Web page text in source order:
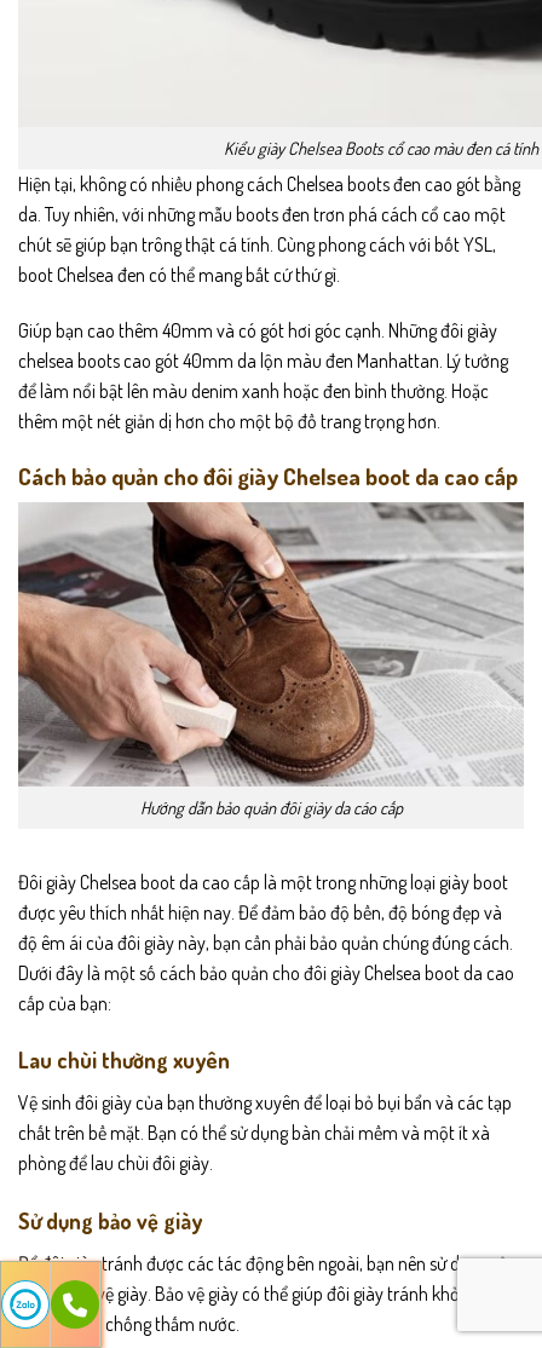
Kiểu giày Chelsea Boots cổ cao màu đen cá tính
Hiện tại, không có nhiều phong cách Chelsea boots đen cao gót bằng
da. Tuy nhiên, với những mẫu boots đen trơn phá cách cổ cao một
chút sẽ giúp bạn trông thật cá tính. Cùng phong cách với bốt YSL,
boot Chelsea đen có thể mang bất cứ thứ gì.
Giúp bạn cao thêm 40mm và có gót hơi góc cạnh. Những đôi giày
chelsea boots cao gót 40mm da lộn màu đen Manhattan. Lý tưởng
để làm nổi bật lên màu denim xanh hoặc đen bình thường. Hoặc
thêm một nét giản dị hơn cho một bộ đồ trang trọng hơn.
Cách bảo quản cho đôi giày Chelsea boot da cao cấp
Hướng dẫn bảo quản đôi giày da cáo cấp
Đôi giày Chelsea boot da cao cấp là một trong những loại giày boot
được yêu thích nhất hiện nay. Để đảm bảo độ bền, độ bóng đẹp và
độ êm ái của đôi giày này, bạn cần phải bảo quản chúng đúng cách.
Dưới đây là một số cách bảo quản cho đôi giày Chelsea boot da cao
cấp của bạn:
Lau chùi thường xuyên
Vệ sinh đôi giày của bạn thường xuyên để loại bỏ bụi bẩn và các tạp
chất trên bề mặt. Bạn có thể sử dụng bàn chải mềm và một ít xà
phòng để lau chùi đôi giày.
Sử dụng bảo vệ giày
Để đôi giày tránh được các tác động bên ngoài, bạn nên sử dụng sản
phẩm bảo vệ giày. Bảo vệ giày có thể giúp đôi giày tránh khỏi bị ướt,
bám bụi và chống thấm nước.